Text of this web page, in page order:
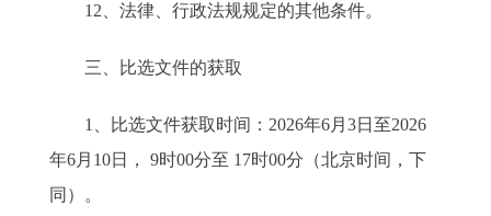
12、法律、行政法规规定的其他条件。
三、比选文件的获取
1、比选文件获取时间：2026年6月3日至2026
年6月10日， 9时00分至 17时00分（北京时间，下
同）。